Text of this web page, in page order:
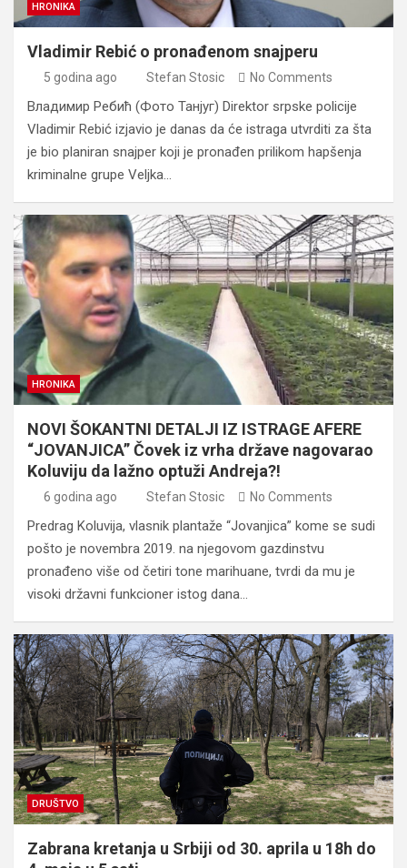
HRONIKA
Vladimir Rebić o pronađenom snajperu
5 godina ago Stefan Stosic No Comments
Владимир Ребић (Фото Танјуг) Direktor srpske policije
Vladimir Rebić izjavio je danas da će istraga utvrditi za šta
je bio planiran snajper koji je pronađen prilikom hapšenja
kriminalne grupe Veljka…
HRONIKA
NOVI ŠOKANTNI DETALJI IZ ISTRAGE AFERE
“JOVANJICA” Čovek iz vrha države nagovarao
Koluviju da lažno optuži Andreja?!
6 godina ago Stefan Stosic No Comments
Predrag Koluvija, vlasnik plantaže “Jovanjica” kome se sudi
pošto je novembra 2019. na njegovom gazdinstvu
pronađeno više od četiri tone marihuane, tvrdi da mu je
visoki državni funkcioner istog dana…
DRUŠTVO
Zabrana kretanja u Srbiji od 30. aprila u 18h do